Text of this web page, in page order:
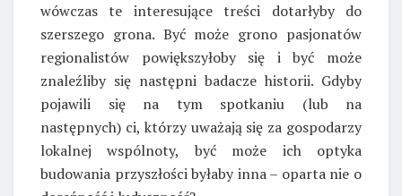
wówczas te interesujące treści dotarłyby do
szerszego grona. Być może grono pasjonatów
regionalistów powiększyłoby się i być może
znaleźliby się następni badacze historii. Gdyby
pojawili się na tym spotkaniu (lub na
następnych) ci, którzy uważają się za gospodarzy
lokalnej wspólnoty, być może ich optyka
budowania przyszłości byłaby inna – oparta nie o